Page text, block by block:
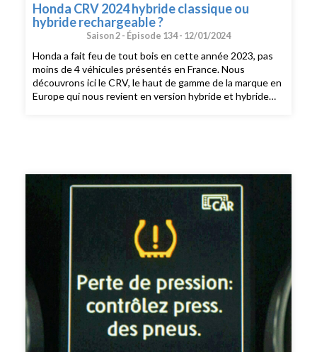
Honda CRV 2024 hybride classique ou
hybride rechargeable ?
Saison 2 - Épisode 134 - 12/01/2024
Honda a fait feu de tout bois en cette année 2023, pas
moins de 4 véhicules présentés en France. Nous
découvrons ici le CRV, le haut de gamme de la marque en
Europe qui nous revient en version hybride et hybride